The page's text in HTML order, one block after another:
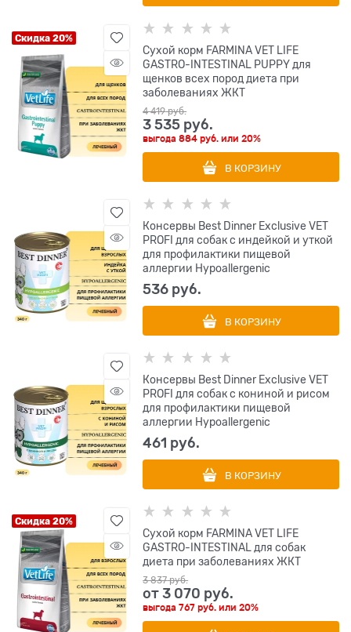
Скидка 20%
Сухой корм FARMINA VET LIFE
GASTRO-INTESTINAL PUPPY для
щенков всех пород диета при
заболеваниях ЖКТ
4 419 руб.
3 535 руб.
выгода884 руб. или20%
В КОРЗИНУ
Консервы Best Dinner Exclusive VET
PROFI для собак с индейкой и уткой
для профилактики пищевой
аллергии Hypoallergenic
536 руб.
В КОРЗИНУ
Консервы Best Dinner Exclusive VET
PROFI для собак с кониной и рисом
для профилактики пищевой
аллергии Hypoallergenic
461 руб.
В КОРЗИНУ
Скидка 20%
Сухой корм FARMINA VET LIFE
GASTRO-INTESTINAL для собак
диета при заболеваниях ЖКТ
3 837 руб.
от3 070 руб.
выгода767 руб. или20%